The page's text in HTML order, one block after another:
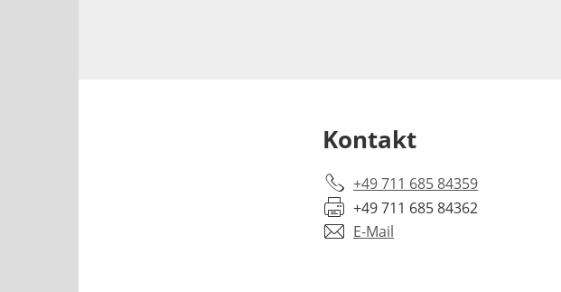
Kontakt
+49 711 685 84359
+49 711 685 84362
E-Mail